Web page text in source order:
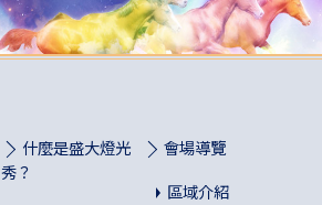
什麼是盛大燈光
秀？
會場導覽
區域介紹